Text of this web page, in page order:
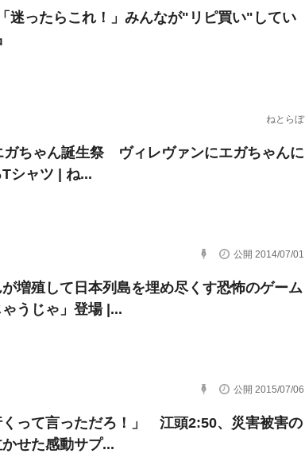
迷ったらこれ！」みんなが"リピ買い"してい
ねとらぼ
ガちゃん誕生祭 ヴィレヴァンにエガちゃんに
シャツ | ね...
公開 2014/07/01
増殖して日本列島を埋め尽くす恐怖のゲーム
ゃうじゃ」登場 |...
公開 2015/07/06
くって言っただろ！」 江頭2:50、災害被害の
せた感動サプ...